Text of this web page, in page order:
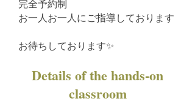
完全予約制
お一人お一人にご指導しております
お待ちしております✨
Details of the hands-on
classroom